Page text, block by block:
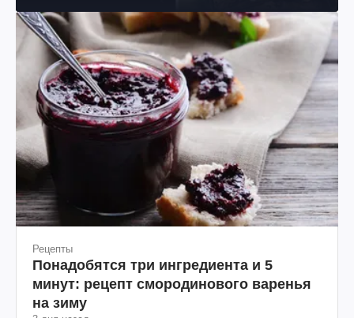
Рецепты
Понадобятся три ингредиента и 5
минут: рецепт смородинового варенья
на зиму